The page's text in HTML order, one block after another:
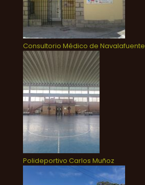
Consultorio Médico de Navalafuente
Polideportivo Carlos Muñoz